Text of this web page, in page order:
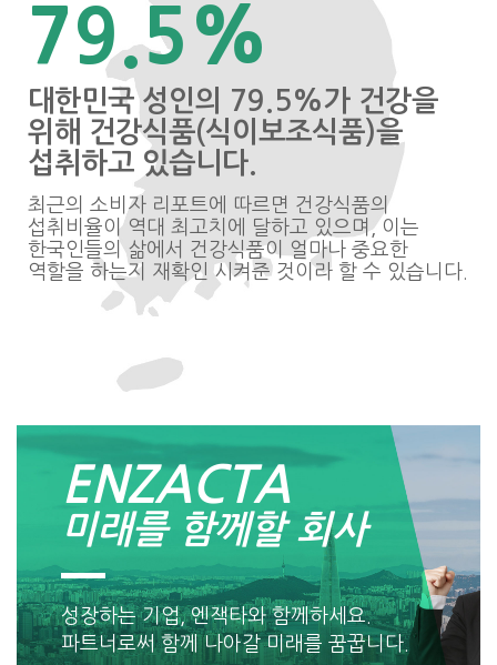
79.5%
대한민국 성인의 79.5%가 건강을
위해 건강식품(식이보조식품)을
섭취하고 있습니다.
최근의 소비자 리포트에 따르면 건강식품의
섭취비율이 역대 최고치에 달하고 있으며, 이는
한국인들의 삶에서 건강식품이 얼마나 중요한
역할을 하는지 재확인 시켜준 것이라 할 수 있습니다.
ENZACTA
미래를 함께할 회사
성장하는 기업, 엔잭타와 함께하세요.
파트너로써 함께 나아갈 미래를 꿈꿉니다.